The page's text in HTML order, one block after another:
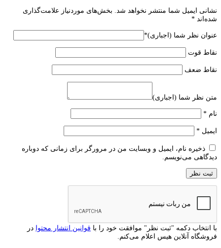
نشانی ایمیل شما منتشر نخواهد شد. بخش‌های موردنیاز علامت‌گذاری
شده‌اند *
عنوان نظر شما (اجباری)*
نقاط قوت
نقاط ضعف
متن نظر شما (اجباری)
نام *
ایمیل *
ذخیره نام، ایمیل و وبسایت من در مرورگر برای زمانی که دوباره
دیدگاهی می‌نویسم.
با انتخاب دکمه "ثبت نظر" موافقت خود را با قوانین انتشار محتوا در
فروشگاه آنلاین هیس اعلام می‌کنم.